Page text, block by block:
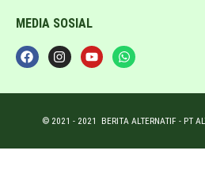
MEDIA SOSIAL
© 2021 - 2021 BERITA ALTERNATIF - PT